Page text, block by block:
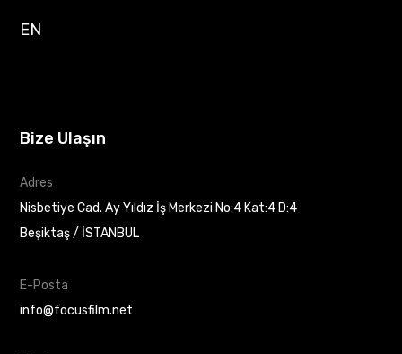
EN
Bize Ulaşın
Adres
Nisbetiye Cad. Ay Yıldız İş Merkezi No:4 Kat:4 D:4
Beşiktaş / İSTANBUL
E-Posta
info@focusfilm.net